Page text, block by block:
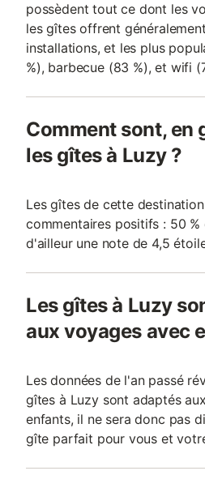
possèdent tout ce dont les
les gîtes offrent
installations, et les plus
%), barbecue (83 %), et wifi
Comment sont, en
les gîtes à Luzy ?
Les gîtes de cette
commentaires positifs : 50
d'ailleur une note de 4,5
Les gîtes à Luzy
aux voyages avec
Les données de l'an passé
gîtes à Luzy sont adaptés
enfants, il ne sera donc pas
gîte parfait pour vous et